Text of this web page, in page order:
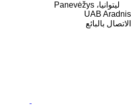
ليتوانيا، Panevėžys
UAB Aradnis
الاتصال بالبائع